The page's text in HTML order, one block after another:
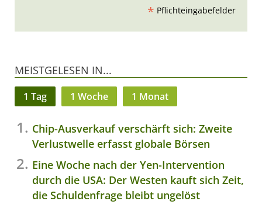
* Pflichteingabefelder
MEISTGELESEN IN...
1 Tag 1 Woche 1 Monat
Chip-Ausverkauf verschärft sich: Zweite
Verlustwelle erfasst globale Börsen
Eine Woche nach der Yen-Intervention
durch die USA: Der Westen kauft sich Zeit,
die Schuldenfrage bleibt ungelöst